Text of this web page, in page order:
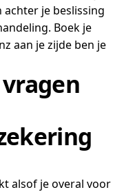
je beslissing
Boek je
aan je zijde ben je
alsof je overal voor